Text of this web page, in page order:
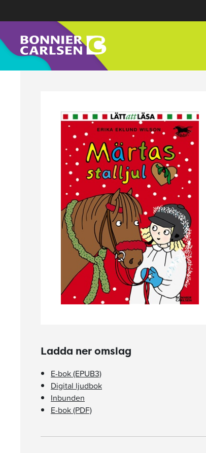
Ladda ner omslag
E-bok (EPUB3)
Digital ljudbok
Inbunden
E-bok (PDF)